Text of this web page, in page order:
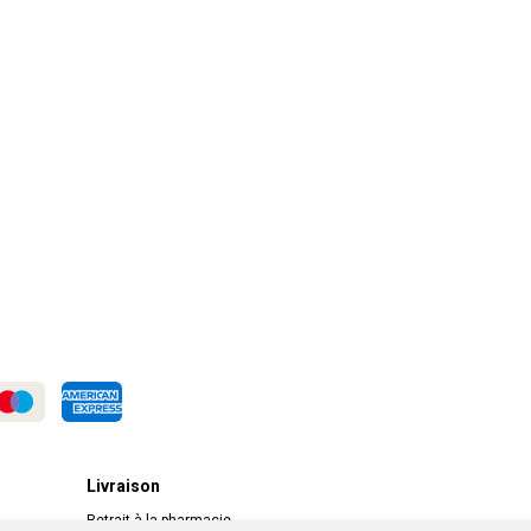
Livraison
Retrait à la pharmacie